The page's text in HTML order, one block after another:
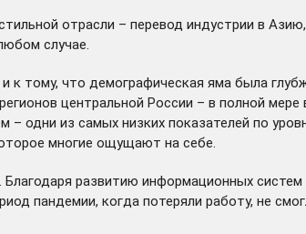
отрасли – перевод индустрии в
случае.
тому, что демографическая яма была
центральной России – в полной
одни из самых низких показателей по
многие ощущают на себе.
развитию информационных
пандемии, когда потеряли работу, не